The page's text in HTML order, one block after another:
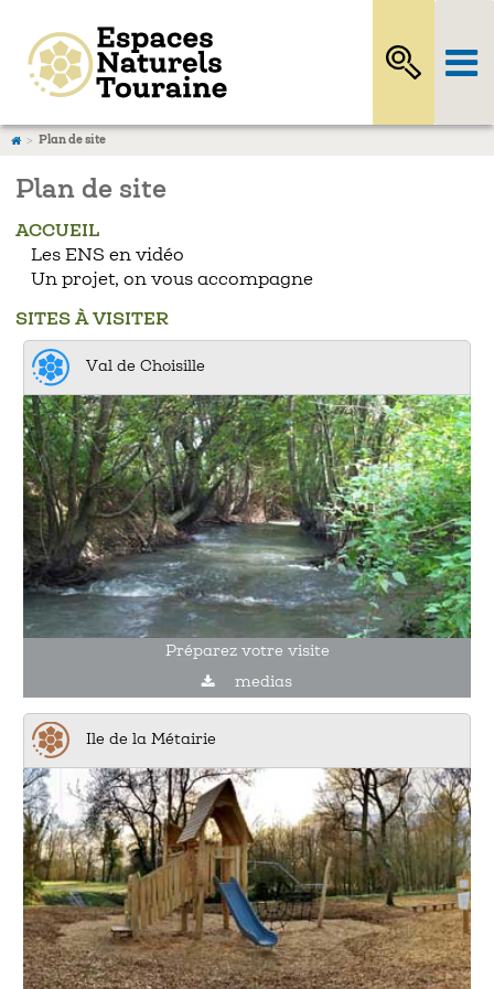
Plan de site
Plan de site
ACCUEIL
Les ENS en vidéo
Un projet, on vous accompagne
SITES À VISITER
Val de Choisille
Préparez votre visite
medias
Ile de la Métairie